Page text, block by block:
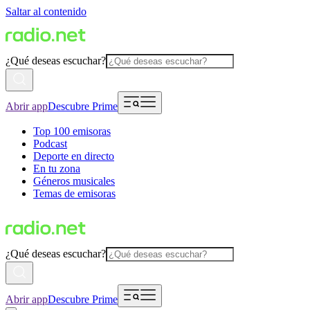
Saltar al contenido
¿Qué deseas escuchar?
Abrir appDescubre Prime
Top 100 emisoras
Podcast
Deporte en directo
En tu zona
Géneros musicales
Temas de emisoras
¿Qué deseas escuchar?
Abrir appDescubre Prime